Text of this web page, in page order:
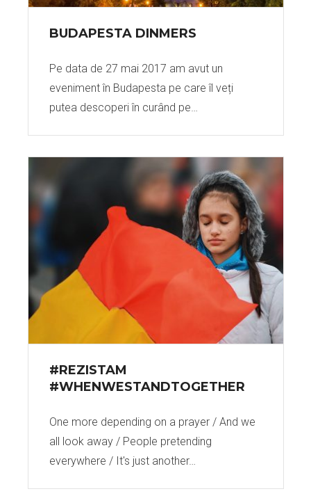
BUDAPESTA DINMERS
Pe data de 27 mai 2017 am avut un
eveniment în Budapesta pe care îl veți
putea descoperi în curând pe…
#REZISTAM
#WHENWESTANDTOGETHER
One more depending on a prayer / And we
all look away / People pretending
everywhere / It's just another…